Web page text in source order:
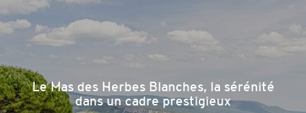
Le Mas des Herbes Blanches, la sérénité
dans un cadre prestigieux